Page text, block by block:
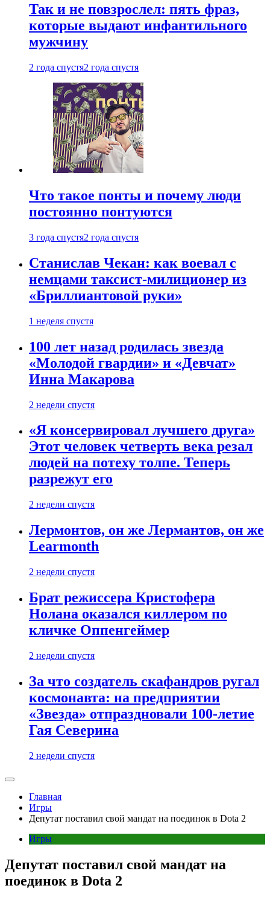
Так и не повзрослел: пять фраз,
которые выдают инфантильного
мужчину
2 года спустя2 года спустя
Что такое понты и почему люди
постоянно понтуются
3 года спустя2 года спустя
Станислав Чекан: как воевал с
немцами таксист-милиционер из
«Бриллиантовой руки»
1 неделя спустя
100 лет назад родилась звезда
«Молодой гвардии» и «Девчат»
Инна Макарова
2 недели спустя
«Я консервировал лучшего друга»
Этот человек четверть века резал
людей на потеху толпе. Теперь
разрежут его
2 недели спустя
Лермонтов, он же Лермантов, он же
Learmonth
2 недели спустя
Брат режиссера Кристофера
Нолана оказался киллером по
кличке Оппенгеймер
2 недели спустя
За что создатель скафандров ругал
космонавта: на предприятии
«Звезда» отпраздновали 100-летие
Гая Северина
2 недели спустя
Главная
Игры
Депутат поставил свой мандат на поединок в Dota 2
Игры
Депутат поставил свой мандат на
поединок в Dota 2